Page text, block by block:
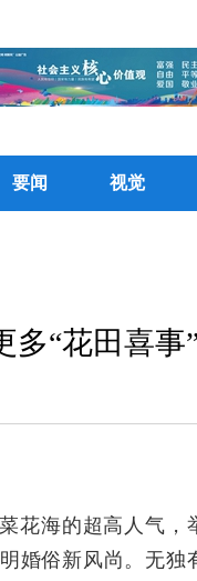
要闻 视觉
多“花田喜事”
花海的超高人气，
婚俗新风尚。无独